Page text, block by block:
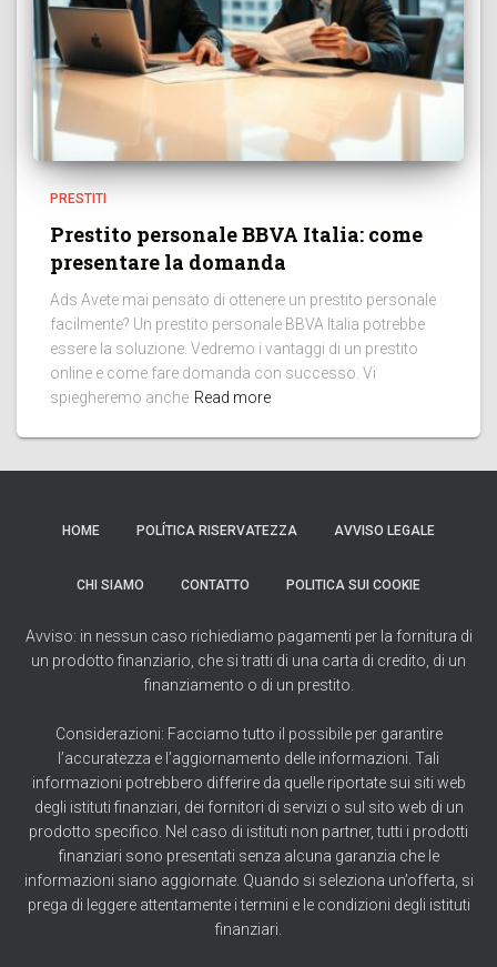
PRESTITI
Prestito personale BBVA Italia: come
presentare la domanda
Ads Avete mai pensato di ottenere un prestito personale
facilmente? Un prestito personale BBVA Italia potrebbe
essere la soluzione. Vedremo i vantaggi di un prestito
online e come fare domanda con successo. Vi
spiegheremo anche Read more
HOME POLÍTICA RISERVATEZZA AVVISO LEGALE
CHI SIAMO CONTATTO POLITICA SUI COOKIE
Avviso: in nessun caso richiediamo pagamenti per la fornitura di
un prodotto finanziario, che si tratti di una carta di credito, di un
finanziamento o di un prestito.
Considerazioni: Facciamo tutto il possibile per garantire
l’accuratezza e l’aggiornamento delle informazioni. Tali
informazioni potrebbero differire da quelle riportate sui siti web
degli istituti finanziari, dei fornitori di servizi o sul sito web di un
prodotto specifico. Nel caso di istituti non partner, tutti i prodotti
finanziari sono presentati senza alcuna garanzia che le
informazioni siano aggiornate. Quando si seleziona un’offerta, si
prega di leggere attentamente i termini e le condizioni degli istituti
finanziari.